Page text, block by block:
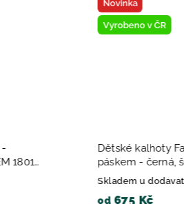
kalhoty Fantom softshell s
- černá, šedá a růžová